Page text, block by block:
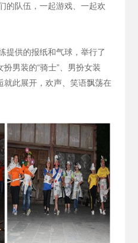
的队伍，一起游戏、一起欢
提供的报纸和气球，举行了
男装的“骑士”、男扮女装
就此展开，欢声、笑语飘荡在